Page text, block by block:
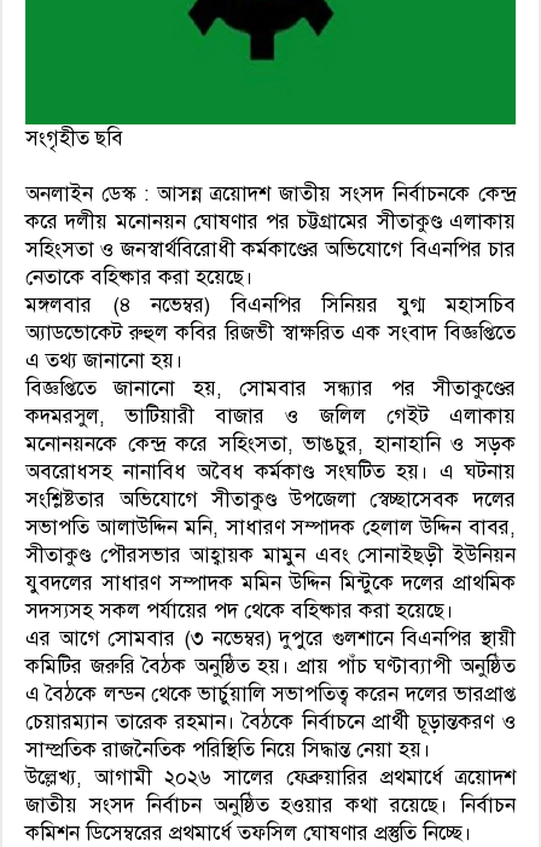
সংগৃহীত ছবি
অনলাইন ডেস্ক : আসন্ন ত্রয়োদশ জাতীয় সংসদ নির্বাচনকে কেন্দ্র
করে দলীয় মনোনয়ন ঘোষণার পর চট্টগ্রামের সীতাকুণ্ড এলাকায়
সহিংসতা ও জনস্বার্থবিরোধী কর্মকাণ্ডের অভিযোগে বিএনপির চার
নেতাকে বহিষ্কার করা হয়েছে।
মঙ্গলবার (৪ নভেম্বর) বিএনপির সিনিয়র যুগ্ম মহাসচিব
অ্যাডভোকেট রুহুল কবির রিজভী স্বাক্ষরিত এক সংবাদ বিজ্ঞপ্তিতে
এ তথ্য জানানো হয়।
বিজ্ঞপ্তিতে জানানো হয়, সোমবার সন্ধ্যার পর সীতাকুণ্ডের
কদমরসুল, ভাটিয়ারী বাজার ও জলিল গেইট এলাকায়
মনোনয়নকে কেন্দ্র করে সহিংসতা, ভাঙচুর, হানাহানি ও সড়ক
অবরোধসহ নানাবিধ অবৈধ কর্মকাণ্ড সংঘটিত হয়। এ ঘটনায়
সংশ্লিষ্টতার অভিযোগে সীতাকুণ্ড উপজেলা স্বেচ্ছাসেবক দলের
সভাপতি আলাউদ্দিন মনি, সাধারণ সম্পাদক হেলাল উদ্দিন বাবর,
সীতাকুণ্ড পৌরসভার আহ্বায়ক মামুন এবং সোনাইছড়ী ইউনিয়ন
যুবদলের সাধারণ সম্পাদক মমিন উদ্দিন মিন্টুকে দলের প্রাথমিক
সদস্যসহ সকল পর্যায়ের পদ থেকে বহিষ্কার করা হয়েছে।
এর আগে সোমবার (৩ নভেম্বর) দুপুরে গুলশানে বিএনপির স্থায়ী
কমিটির জরুরি বৈঠক অনুষ্ঠিত হয়। প্রায় পাঁচ ঘণ্টাব্যাপী অনুষ্ঠিত
এ বৈঠকে লন্ডন থেকে ভার্চুয়ালি সভাপতিত্ব করেন দলের ভারপ্রাপ্ত
চেয়ারম্যান তারেক রহমান। বৈঠকে নির্বাচনে প্রার্থী চূড়ান্তকরণ ও
সাম্প্রতিক রাজনৈতিক পরিস্থিতি নিয়ে সিদ্ধান্ত নেয়া হয়।
উল্লেখ্য, আগামী ২০২৬ সালের ফেব্রুয়ারির প্রথমার্ধে ত্রয়োদশ
জাতীয় সংসদ নির্বাচন অনুষ্ঠিত হওয়ার কথা রয়েছে। নির্বাচন
কমিশন ডিসেম্বরের প্রথমার্ধে তফসিল ঘোষণার প্রস্তুতি নিচ্ছে।